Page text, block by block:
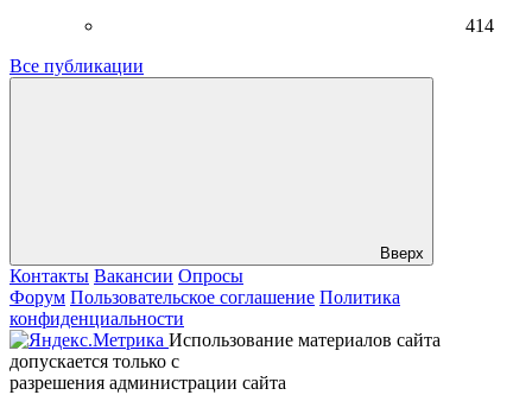
414
Все публикации
Вверх
Контакты Вакансии Опросы
Форум Пользовательское соглашение Политика
конфиденциальности
Использование материалов сайта
допускается только с
разрешения администрации сайта